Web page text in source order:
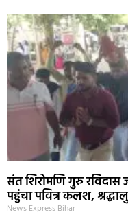
संत शिरोमणि गुरु रविदास
पहुंचा पवित्र कलश,
News Express Bihar